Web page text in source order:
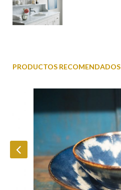
PRODUCTOS RECOMENDADOS